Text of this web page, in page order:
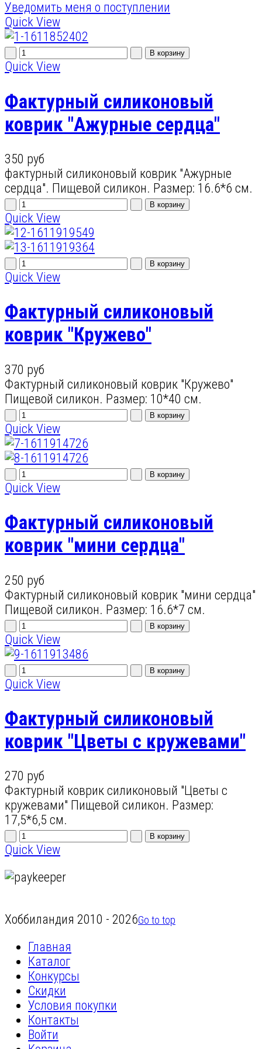
Уведомить меня о поступлении
Quick View
Quick View
Фактурный силиконовый
коврик "Ажурные сердца"
350 руб
фактурный силиконовый коврик "Ажурные
сердца". Пищевой силикон. Размер: 16.6*6 см.
Quick View
Quick View
Фактурный силиконовый
коврик "Кружево"
370 руб
Фактурный силиконовый коврик "Кружево"
Пищевой силикон. Размер: 10*40 см.
Quick View
Quick View
Фактурный силиконовый
коврик "мини сердца"
250 руб
Фактурный силиконовый коврик "мини сердца"
Пищевой силикон. Размер: 16.6*7 см.
Quick View
Quick View
Фактурный силиконовый
коврик "Цветы с кружевами"
270 руб
Фактурный коврик силиконовый "Цветы с
кружевами" Пищевой силикон. Размер:
17,5*6,5 см.
Quick View
Хоббиландия 2010 - 2026Go to top
Главная
Каталог
Конкурсы
Скидки
Условия покупки
Контакты
Войти